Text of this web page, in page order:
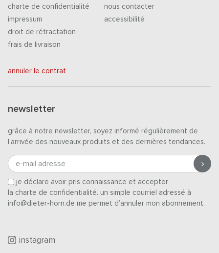
charte de confidentialité
impressum
droit de rétractation
frais de livraison
nous contacter
accessibilité
annuler le contrat
newsletter
grâce à notre newsletter, soyez informé régulièrement de
l’arrivée des nouveaux produits et des dernières tendances.
e-mail adresse
je déclare avoir pris connaissance et accepter
la charte de confidentialité. un simple courriel adressé à
info@dieter-horn.de me permet d’annuler mon abonnement.
instagram